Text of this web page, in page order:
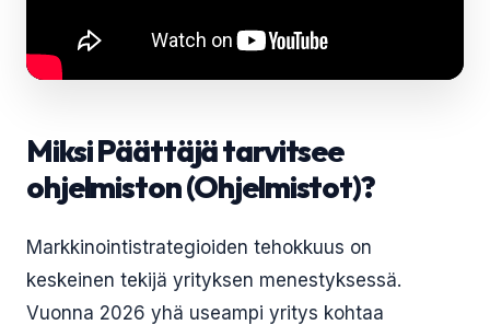
Miksi Päättäjä tarvitsee
ohjelmiston (Ohjelmistot)?
Markkinointistrategioiden tehokkuus on
keskeinen tekijä yrityksen menestyksessä.
Vuonna 2026 yhä useampi yritys kohtaa